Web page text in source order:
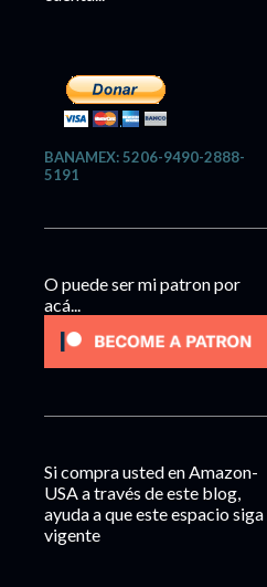
BANAMEX: 5206-9490-2888-
5191
O puede ser mi patron por
acá...
Si compra usted en Amazon-
USA a través de este blog,
ayuda a que este espacio siga
vigente